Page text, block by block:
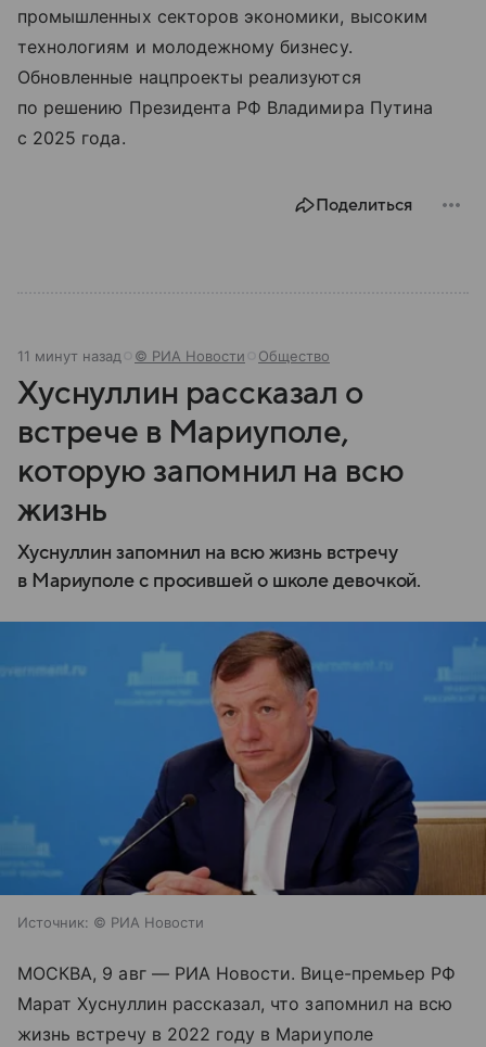
промышленных секторов экономики, высоким
технологиям и молодежному бизнесу.
Обновленные нацпроекты реализуются
по решению Президента РФ Владимира Путина
с 2025 года.
Поделиться
11 минут назад © РИА Новости Общество
Хуснуллин рассказал о
встрече в Мариуполе,
которую запомнил на всю
жизнь
Хуснуллин запомнил на всю жизнь встречу
в Мариуполе с просившей о школе девочкой.
Источник: © РИА Новости
МОСКВА, 9 авг — РИА Новости. Вице-премьер РФ
Марат Хуснуллин рассказал, что запомнил на всю
жизнь встречу в 2022 году в Мариуполе